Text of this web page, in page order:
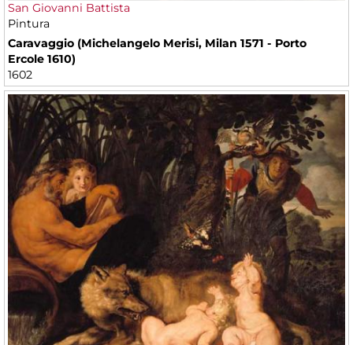
San Giovanni Battista
Pintura
Caravaggio (Michelangelo Merisi, Milan 1571 - Porto
Ercole 1610)
1602